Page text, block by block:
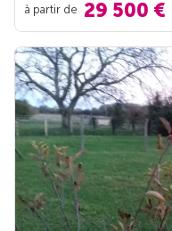
à partir de 29 500 €